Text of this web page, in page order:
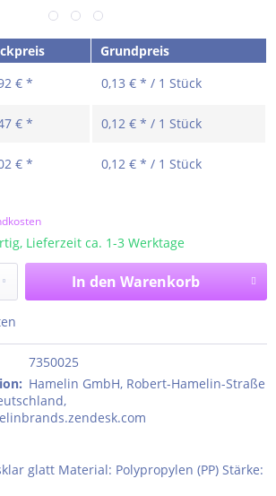
Grundpreis
€ * 0,13 € * / 1 Stück
€ * 0,12 € * / 1 Stück
€ * 0,12 € * / 1 Stück
Lieferzeit ca. 1-3 Werktage
In den Warenkorb
7350025
: Hamelin GmbH, Robert-Hamelin-Straße
glatt Material: Polypropylen (PP) Stärke: